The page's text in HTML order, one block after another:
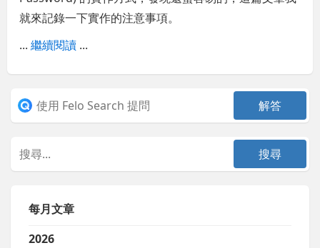
就來記錄一下實作的注意事項。
...繼續閱讀 ...
每月文章
2026